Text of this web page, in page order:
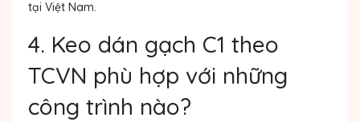
tại Việt Nam.
4. Keo dán gạch C1 theo
TCVN phù hợp với những
công trình nào?